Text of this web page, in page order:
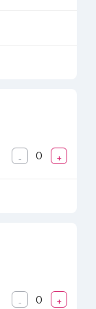
- 0 +
- 0 +